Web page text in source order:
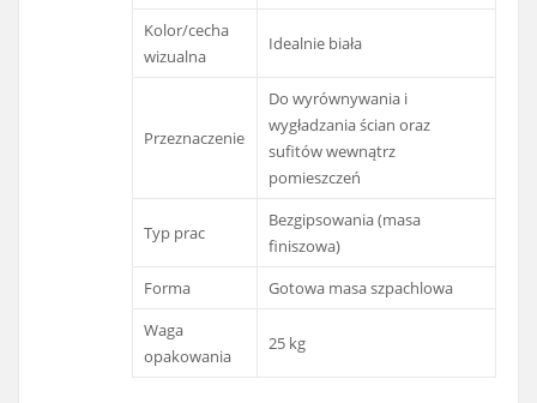
Kolor/cecha
wizualna
Idealnie biała
Przeznaczenie
Do wyrównywania i
wygładzania ścian oraz
sufitów wewnątrz
pomieszczeń
Typ prac
Bezgipsowania (masa
finiszowa)
Forma
Gotowa masa szpachlowa
Waga
opakowania
25 kg